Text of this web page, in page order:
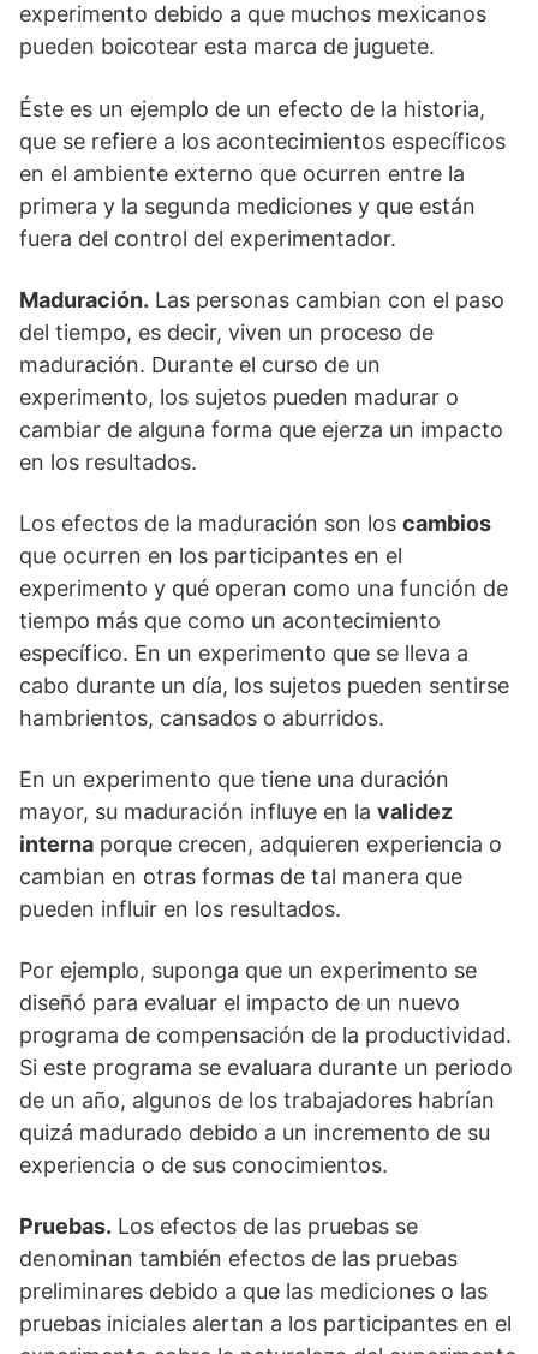
experimento debido a que muchos mexicanos
pueden boicotear esta marca de juguete.
Éste es un ejemplo de un efecto de la historia,
que se refiere a los acontecimientos específicos
en el ambiente externo que ocurren entre la
primera y la segunda mediciones y que están
fuera del control del experimentador.
Maduración. Las personas cambian con el paso
del tiempo, es decir, viven un proceso de
maduración. Durante el curso de un
experimento, los sujetos pueden madurar o
cambiar de alguna forma que ejerza un impacto
en los resultados.
Los efectos de la maduración son los cambios
que ocurren en los participantes en el
experimento y qué operan como una función de
tiempo más que como un acontecimiento
específico. En un experimento que se lleva a
cabo durante un día, los sujetos pueden sentirse
hambrientos, cansados o aburridos.
En un experimento que tiene una duración
mayor, su maduración influye en la validez
interna porque crecen, adquieren experiencia o
cambian en otras formas de tal manera que
pueden influir en los resultados.
Por ejemplo, suponga que un experimento se
diseñó para evaluar el impacto de un nuevo
programa de compensación de la productividad.
Si este programa se evaluara durante un periodo
de un año, algunos de los trabajadores habrían
quizá madurado debido a un incremento de su
experiencia o de sus conocimientos.
Pruebas. Los efectos de las pruebas se
denominan también efectos de las pruebas
preliminares debido a que las mediciones o las
pruebas iniciales alertan a los participantes en el